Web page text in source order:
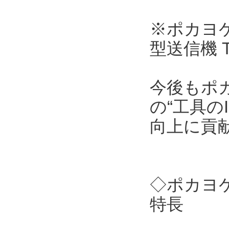
※ポカヨ
型送信機
今後もポ
の“工具
向上に貢
◇ポカヨ
特長